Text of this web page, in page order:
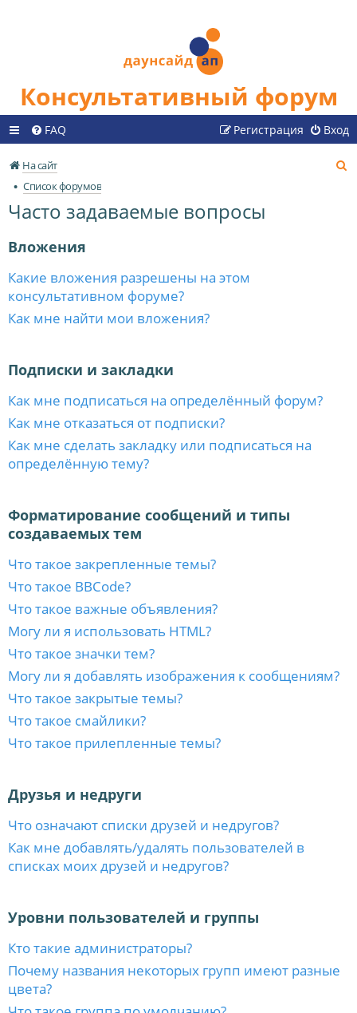
Консультативный форум
FAQ Вход
Регистрация
На сайт
Список форумов
Часто задаваемые вопросы
Вложения
Какие вложения разрешены на этом
консультативном форуме?
Как мне найти мои вложения?
Подписки и закладки
Как мне подписаться на определённый форум?
Как мне отказаться от подписки?
Как мне сделать закладку или подписаться на
определённую тему?
Форматирование сообщений и типы
создаваемых тем
Что такое закрепленные темы?
Что такое BBCode?
Что такое важные объявления?
Могу ли я использовать HTML?
Что такое значки тем?
Могу ли я добавлять изображения к сообщениям?
Что такое закрытые темы?
Что такое смайлики?
Что такое прилепленные темы?
Друзья и недруги
Что означают списки друзей и недругов?
Как мне добавлять/удалять пользователей в
списках моих друзей и недругов?
Уровни пользователей и группы
Кто такие администраторы?
Почему названия некоторых групп имеют разные
цвета?